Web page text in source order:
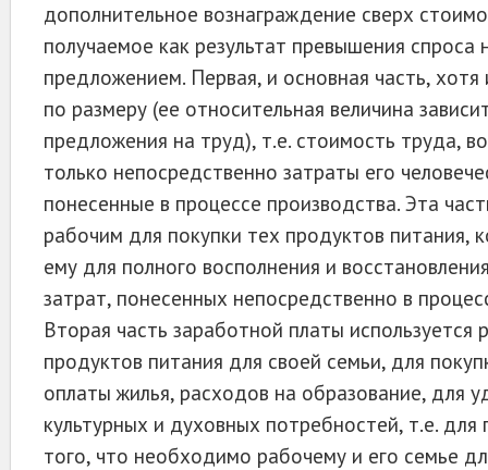
дополнительное вознаграждение сверх
получаемое как результат превышения спроса
предложением. Первая, и основная часть,
по размеру (ее относительная величина
предложения на труд), т.е. стоимость труда,
только непосредственно затраты его
понесенные в процессе производства. Эта
рабочим для покупки тех продуктов питания,
ему для полного восполнения и
затрат, понесенных непосредственно в
Вторая часть заработной платы используется
продуктов питания для своей семьи, для
оплаты жилья, расходов на образование, для
культурных и духовных потребностей, т.е. для
того, что необходимо рабочему и его семье